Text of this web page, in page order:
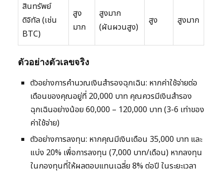
สินทรัพย์
ดิจิทัล (เช่น
BTC)
สูง
มาก
สูงมาก
(ผันผวนสูง)
สูง สูงมาก
ตัวอย่างตัวเลขจริง
ตัวอย่างการคำนวณเงินสำรองฉุกเฉิน: หากค่าใช้จ่ายต่อ
เดือนของคุณอยู่ที่ 20,000 บาท คุณควรมีเงินสำรอง
ฉุกเฉินอย่างน้อย 60,000 – 120,000 บาท (3-6 เท่าของ
ค่าใช้จ่าย)
ตัวอย่างการลงทุน: หากคุณมีเงินเดือน 35,000 บาท และ
แบ่ง 20% เพื่อการลงทุน (7,000 บาท/เดือน) หากลงทุน
ในกองทุนที่ให้ผลตอบแทนเฉลี่ย 8% ต่อปี ในระยะเวลา